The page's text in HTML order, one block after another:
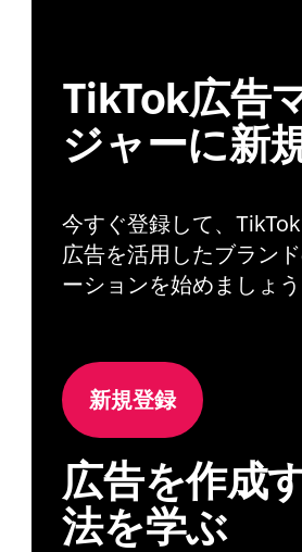
TikTok広告
ジャーに新
今すぐ登録して、
広告を活用したブラン
ーションを始めましょう
新規登録
広告を作成
法を学ぶ